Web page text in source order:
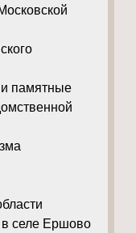
памятные
селе Ершово